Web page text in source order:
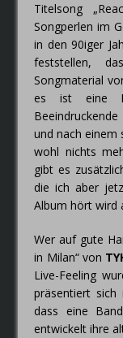
Titelsong
Songperlen im
in den 90iger
feststellen,
Songmaterial
es ist eine
und nach einem
wohl nichts
gibt es
die ich aber
Album hört wird
Wer auf gute
in Milan“ von
Live-Feeling
präsentiert
dass eine
entwickelt ihre